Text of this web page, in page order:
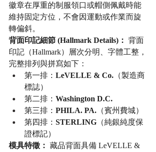
徽章在厚重的制服領口或帽側佩戴時能
維持固定方位，不會因運動或作業而旋
轉偏斜。
背面印記細節 (Hallmark Details)： 背面
印記（Hallmark）層次分明、字體工整，
完整排列與拼寫如下：
第一排： LeVELLE & Co. （製造商
標誌）
第二排： Washington D.C.
第三排： PHILA. PA. （賓州費城）
第四排： STERLING （純銀純度保
證標記）
模具特徵： 藏品背面具備 LeVELLE &